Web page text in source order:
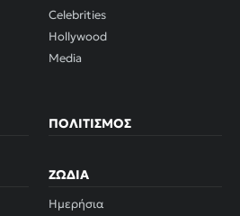
Celebrities
Hollywood
Media
ΠΟΛΙΤΙΣΜΌΣ
ΖΏΔΙΑ
Ημερήσια